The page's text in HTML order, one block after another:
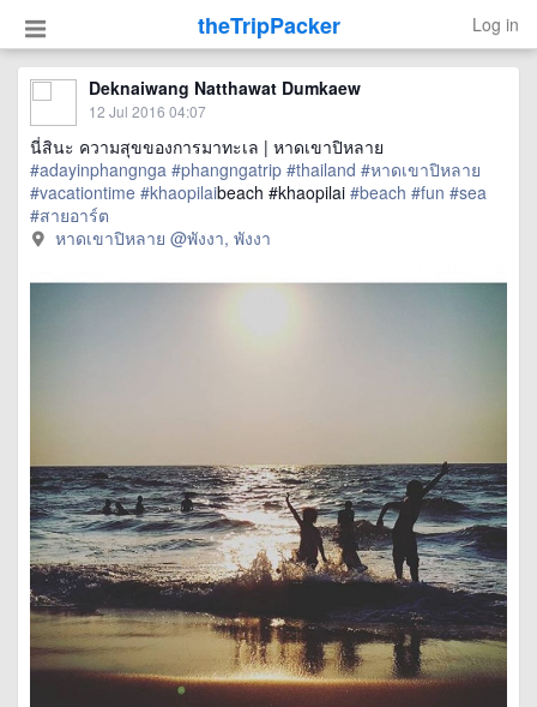
theTripPacker Log in
Deknaiwang Natthawat Dumkaew
12 Jul 2016 04:07
นี่สินะ ความสุขของการมาทะเล | หาดเขาปิหลาย
#adayinphangnga #phangngatrip #thailand #หาดเขาปิหลาย
#vacationtime #khaopilaibeach #khaopilai #beach #fun #sea
#สายอาร์ต
หาดเขาปิหลาย @พังงา, พังงา